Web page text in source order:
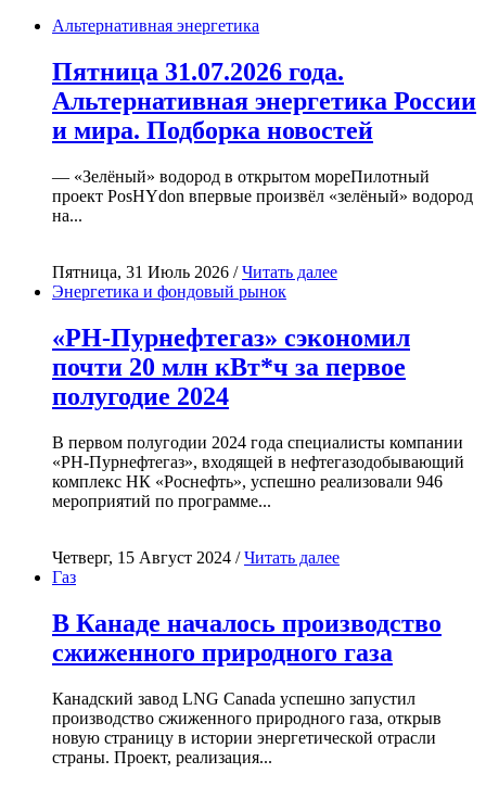
Альтернативная энергетика
Пятница 31.07.2026 года.
Альтернативная энергетика России
и мира. Подборка новостей
— «Зелёный» водород в открытом мореПилотный
проект PosHYdon впервые произвёл «зелёный» водород
на...
Пятница, 31 Июль 2026 /Читать далее
Энергетика и фондовый рынок
«РН-Пурнефтегаз» сэкономил
почти 20 млн кВт*ч за первое
полугодие 2024
В первом полугодии 2024 года специалисты компании
«РН-Пурнефтегаз», входящей в нефтегазодобывающий
комплекс НК «Роснефть», успешно реализовали 946
мероприятий по программе...
Четверг, 15 Август 2024 /Читать далее
Газ
В Канаде началось производство
сжиженного природного газа
Канадский завод LNG Canada успешно запустил
производство сжиженного природного газа, открыв
новую страницу в истории энергетической отрасли
страны. Проект, реализация...